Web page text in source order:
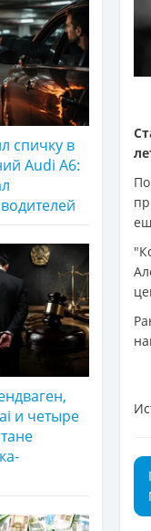
спичку в
Audi A6:
и четыре